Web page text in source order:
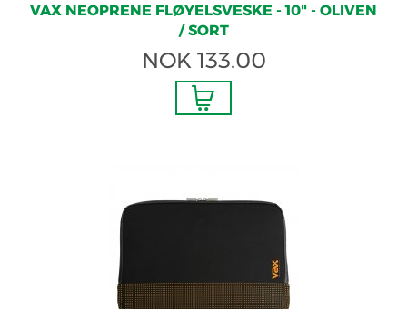
VAX NEOPRENE FLØYELSVESKE - 10" - OLIVEN
/ SORT
NOK 133.00